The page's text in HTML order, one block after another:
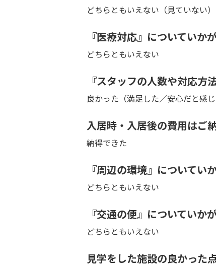
どちらともいえない（見ていない）
『医療対応』についていか
どちらともいえない
『スタッフの人数や対応方
良かった（満足した／安心だと感じ
入居時・入居後の費用はご
納得できた
『周辺の環境』についてい
どちらともいえない
『交通の便』についていか
どちらともいえない
見学をした施設の良かった